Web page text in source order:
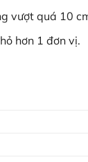
vượt quá 10
hơn 1 đơn vị.